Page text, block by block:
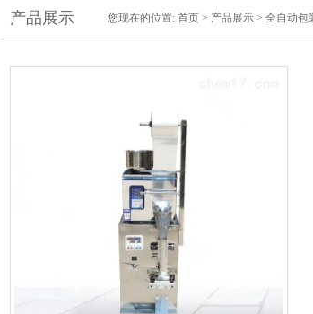
产品展示 您现在的位置: 首页 > 产品展示 > 全自动包